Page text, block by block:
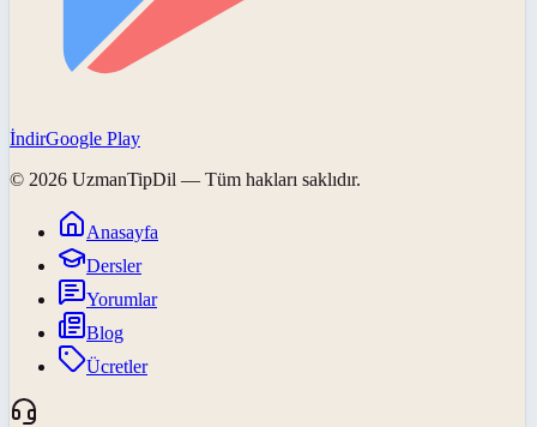
İndirGoogle Play
© 2026 UzmanTipDil — Tüm hakları saklıdır.
Anasayfa
Dersler
Yorumlar
Blog
Ücretler